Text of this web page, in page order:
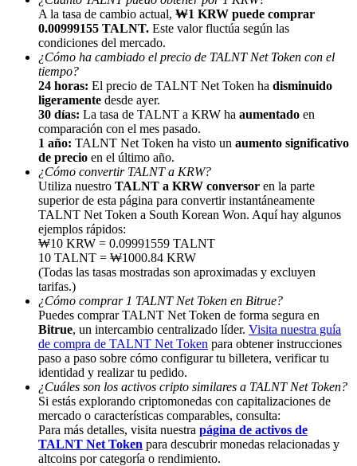
Deposit CASHCAT & Win
Deposit CASHCAT & Win
Share 500000 CASHCAT prize pool
Exclusive for BitMart Users
Register & Trade to Win 500,000 USDT
Precious Metals Trading Carnival
Trade Gold & Silver · 33,333 USDT Bonus
A la tasa de cambio actual, ₩1 KRW puede comprar
0.00999155 TALNT. Este valor fluctúa según las
condiciones del mercado.
¿Cómo ha cambiado el precio de TALNT Net Token con el
tiempo?
24 horas: El precio de TALNT Net Token ha disminuido
ligeramente desde ayer.
30 días: La tasa de TALNT a KRW ha aumentado en
comparación con el mes pasado.
1 año: TALNT Net Token ha visto un aumento significativo
de precio en el último año.
¿Cómo convertir TALNT a KRW?
Utiliza nuestro TALNT a KRW conversor en la parte
superior de esta página para convertir instantáneamente
TALNT Net Token a South Korean Won. Aquí hay algunos
ejemplos rápidos:
₩10 KRW = 0.09991559 TALNT
10 TALNT = ₩1000.84 KRW
(Todas las tasas mostradas son aproximadas y excluyen
tarifas.)
¿Cómo comprar 1 TALNT Net Token en Bitrue?
Puedes comprar TALNT Net Token de forma segura en
Bitrue, un intercambio centralizado líder. Visita nuestra guía
de compra de TALNT Net Token para obtener instrucciones
paso a paso sobre cómo configurar tu billetera, verificar tu
identidad y realizar tu pedido.
¿Cuáles son los activos cripto similares a TALNT Net Token?
Si estás explorando criptomonedas con capitalizaciones de
mercado o características comparables, consulta:
Para más detalles, visita nuestra página de activos de
TALNT Net Token para descubrir monedas relacionadas y
altcoins por categoría o rendimiento.